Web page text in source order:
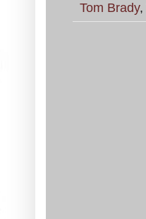
Tom Brady,